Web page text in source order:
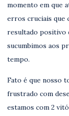
momento em que
erros cruciais que
resultado positivo
sucumbimos aos
tempo.
Fato é que nosso
frustrado com
estamos com 2